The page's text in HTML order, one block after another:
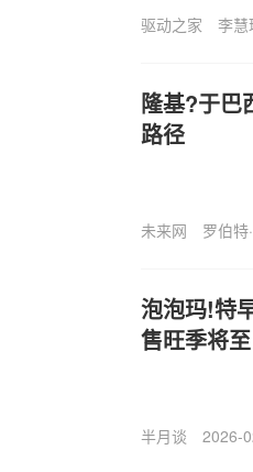
驱动之家 李慧
隆基?于巴
路径
未来网 罗伯特
泡泡玛!特
售旺季将至
半月谈 2026-